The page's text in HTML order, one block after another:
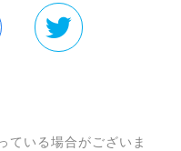
ている場合がございま